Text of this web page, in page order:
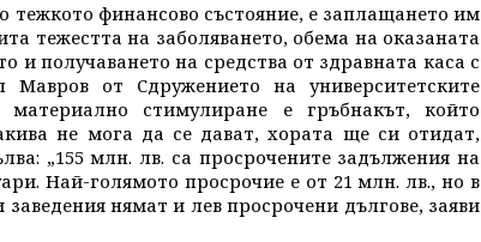
тежкото финансово състояние, е заплащането им
тежестта на заболяването, обема на оказаната
получаването на средства от здравната каса с
от Сдружението на университетските
стимулиране е гръбнакът, който
не мога да се дават, хората ще си отидат,
„155 млн. лв. са просрочените задължения на
Най-голямото просрочие е от 21 млн. лв., но в
нямат и лев просрочени дългове, заяви